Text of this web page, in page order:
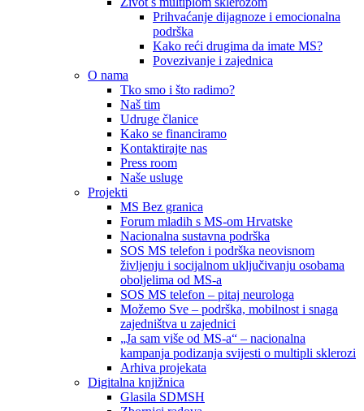
Prihvaćanje dijagnoze i emocionalna
podrška
Kako reći drugima da imate MS?
Povezivanje i zajednica
O nama
Tko smo i što radimo?
Naš tim
Udruge članice
Kako se financiramo
Kontaktirajte nas
Press room
Naše usluge
Projekti
MS Bez granica
Forum mladih s MS-om Hrvatske
Nacionalna sustavna podrška
SOS MS telefon i podrška neovisnom
življenju i socijalnom uključivanju osobama
oboljelima od MS-a
SOS MS telefon – pitaj neurologa
Možemo Sve – podrška, mobilnost i snaga
zajedništva u zajednici
„Ja sam više od MS-a“ – nacionalna
kampanja podizanja svijesti o multipli sklerozi
Arhiva projekata
Digitalna knjižnica
Glasila SDMSH